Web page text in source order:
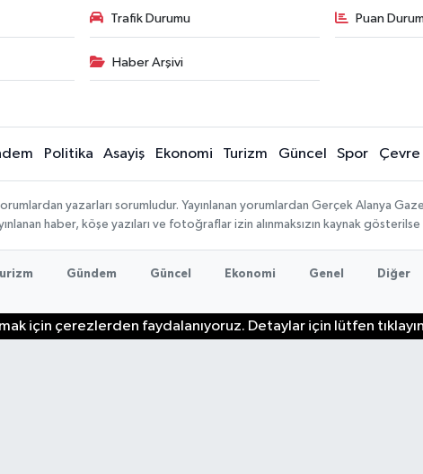
Trafik Durumu Puan
Haber Arşivi
Politika Asayiş Ekonomi Turizm Güncel Spor Çevre
yazarları sorumludur. Yayınlanan yorumlardan Gerçek Alanya
haber, köşe yazıları ve fotoğraflar izin alınmaksızın kaynak
Gündem Güncel Ekonomi Genel Diğer
için çerezlerden faydalanıyoruz. Detaylar için lütfen